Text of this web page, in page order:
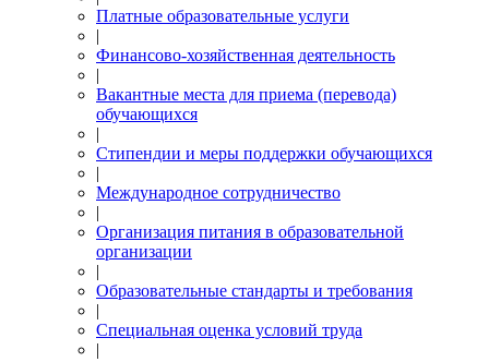
Платные образовательные услуги
|
Финансово-хозяйственная деятельность
|
Вакантные места для приема (перевода)
обучающихся
|
Стипендии и меры поддержки обучающихся
|
Международное сотрудничество
|
Организация питания в образовательной
организации
|
Образовательные стандарты и требования
|
Специальная оценка условий труда
|